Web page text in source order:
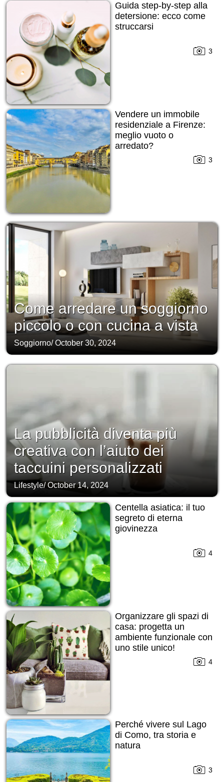
Guida step-by-step alla
detersione: ecco come
struccarsi
3
Vendere un immobile
residenziale a Firenze:
meglio vuoto o
arredato?
3
Come arredare un soggiorno
piccolo o con cucina a vista
Soggiorno/October 30, 2024
La pubblicità diventa più
creativa con l’aiuto dei
taccuini personalizzati
Lifestyle/October 14, 2024
Centella asiatica: il tuo
segreto di eterna
giovinezza
4
Organizzare gli spazi di
casa: progetta un
ambiente funzionale con
uno stile unico!
4
Perché vivere sul Lago
di Como, tra storia e
natura
3